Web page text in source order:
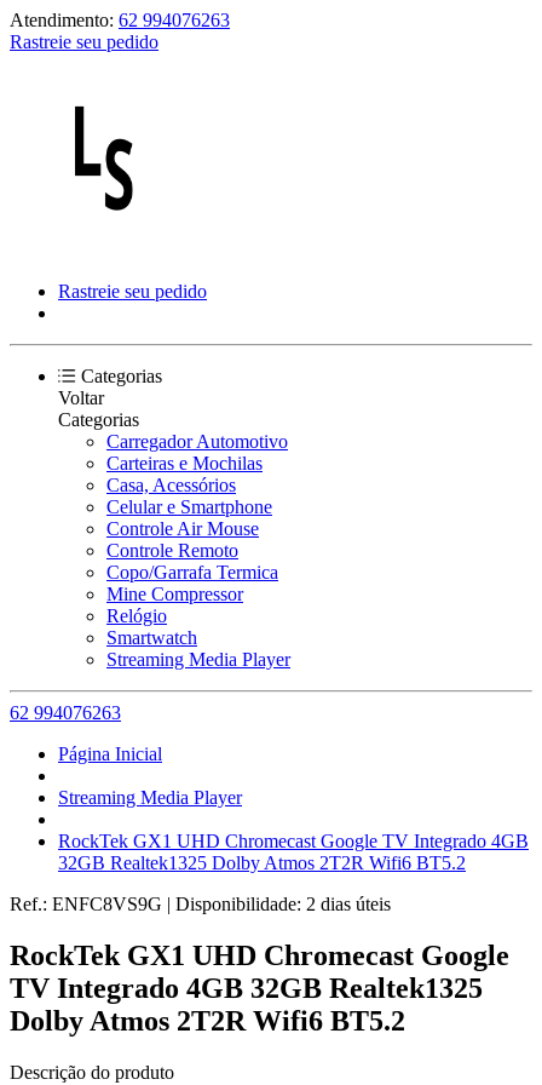
Atendimento: 62 994076263
Rastreie seu pedido
Rastreie seu pedido
Categorias
Voltar
Categorias
Carregador Automotivo
Carteiras e Mochilas
Casa, Acessórios
Celular e Smartphone
Controle Air Mouse
Controle Remoto
Copo/Garrafa Termica
Mine Compressor
Relógio
Smartwatch
Streaming Media Player
62 994076263
Página Inicial
Streaming Media Player
RockTek GX1 UHD Chromecast Google TV Integrado 4GB
32GB Realtek1325 Dolby Atmos 2T2R Wifi6 BT5.2
Ref.: ENFC8VS9G | Disponibilidade: 2 dias úteis
RockTek GX1 UHD Chromecast Google
TV Integrado 4GB 32GB Realtek1325
Dolby Atmos 2T2R Wifi6 BT5.2
Descrição do produto